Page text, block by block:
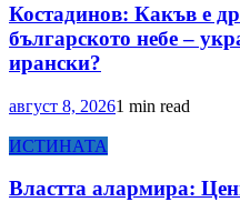
Костадинов: Какъв е
българското небе –
ирански?
август 8, 20261 min read
ИСТИНАТА
Властта алармира: